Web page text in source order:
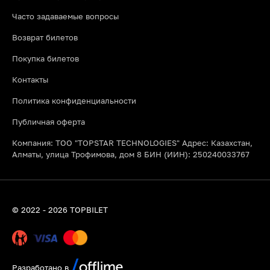
фартуки) и финальный обжиг изделия в печи. Вы просто
приходите, наслаждаетесь процессом и забираете готовую
керамику.
Подходят ли мастер классы по выпечке в Алматы новичкам?
Абсолютно! Большинство кулинарных уроков рассчитано на
объясняют весь процесс, поэтому вкусный результат и
Часто задаваемые вопросы
Возврат билетов
Покупка билетов
Контакты
Политика конфиденциальности
Публичная оферта
Компания: ТОО "TOPSTAR TECHNOLOGIES" Адрес: Казахстан,
Алматы, улица Трофимова, дом 8 БИН (ИИН): 250240033767
© 2022 - 2026 TOPBILET
Разработано в